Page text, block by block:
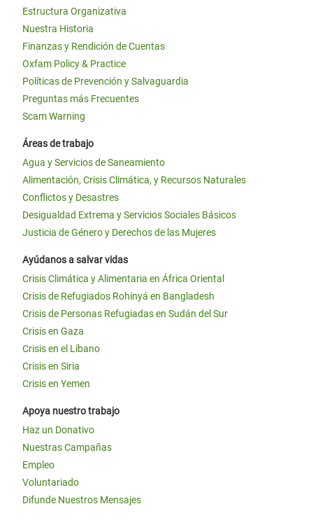
Estructura Organizativa
Nuestra Historia
Finanzas y Rendición de Cuentas
Oxfam Policy & Practice
Políticas de Prevención y Salvaguardia
Preguntas más Frecuentes
Scam Warning
Áreas de trabajo
Agua y Servicios de Saneamiento
Alimentación, Crisis Climática, y Recursos Naturales
Conflictos y Desastres
Desigualdad Extrema y Servicios Sociales Básicos
Justicia de Género y Derechos de las Mujeres
Ayúdanos a salvar vidas
Crisis Climática y Alimentaria en África Oriental
Crisis de Refugiados Rohinyá en Bangladesh
Crisis de Personas Refugiadas en Sudán del Sur
Crisis en Gaza
Crisis en el Líbano
Crisis en Siria
Crisis en Yemen
Apoya nuestro trabajo
Haz un Donativo
Nuestras Campañas
Empleo
Voluntariado
Difunde Nuestros Mensajes